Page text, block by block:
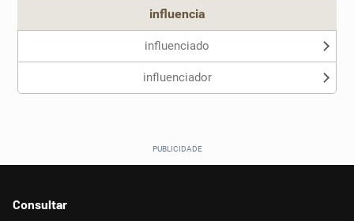
influencia
influenciado
influenciador
Consultar